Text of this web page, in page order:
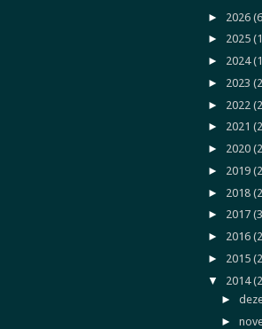
► 2026
► 2025
► 2024
► 2023
► 2022
► 2021
► 2020
► 2019
► 2018
► 2017
► 2016
► 2015
▼ 2014
►
►